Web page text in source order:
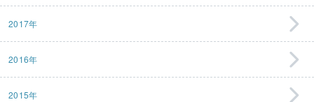
2017年
2016年
2015年